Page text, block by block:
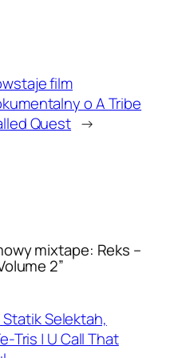
film
o A Tribe
Quest →
mixtape: Reks –
2”
Selektah,
Tris | U Call That